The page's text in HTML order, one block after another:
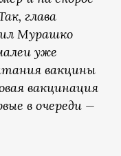
глава
Мурашко
уже
вакцины
вакцинация
в очереди —